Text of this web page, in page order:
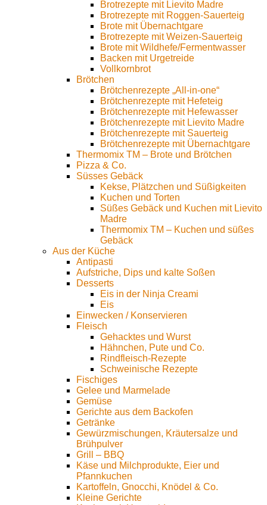
Brotrezepte mit Lievito Madre
Brotrezepte mit Roggen-Sauerteig
Brote mit Übernachtgare
Brotrezepte mit Weizen-Sauerteig
Brote mit Wildhefe/Fermentwasser
Backen mit Urgetreide
Vollkornbrot
Brötchen
Brötchenrezepte „All-in-one“
Brötchenrezepte mit Hefeteig
Brötchenrezepte mit Hefewasser
Brötchenrezepte mit Lievito Madre
Brötchenrezepte mit Sauerteig
Brötchenrezepte mit Übernachtgare
Thermomix TM – Brote und Brötchen
Pizza & Co.
Süsses Gebäck
Kekse, Plätzchen und Süßigkeiten
Kuchen und Torten
Süßes Gebäck und Kuchen mit Lievito
Madre
Thermomix TM – Kuchen und süßes
Gebäck
Aus der Küche
Antipasti
Aufstriche, Dips und kalte Soßen
Desserts
Eis in der Ninja Creami
Eis
Einwecken / Konservieren
Fleisch
Gehacktes und Wurst
Hähnchen, Pute und Co.
Rindfleisch-Rezepte
Schweinische Rezepte
Fischiges
Gelee und Marmelade
Gemüse
Gerichte aus dem Backofen
Getränke
Gewürzmischungen, Kräutersalze und
Brühpulver
Grill – BBQ
Käse und Milchprodukte, Eier und
Pfannkuchen
Kartoffeln, Gnocchi, Knödel & Co.
Kleine Gerichte